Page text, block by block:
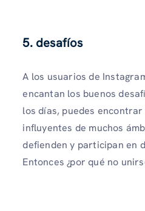
5. desafíos
A los usuarios de
encantan los buenos
los días, puedes
influyentes de muchos
defienden y participan en
Entonces ¿por qué no